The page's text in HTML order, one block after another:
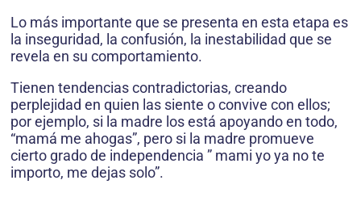
Lo más importante que se presenta en esta etapa es
la inseguridad, la confusión, la inestabilidad que se
revela en su comportamiento.
Tienen tendencias contradictorias, creando
perplejidad en quien las siente o convive con ellos;
por ejemplo, si la madre los está apoyando en todo,
“mamá me ahogas”, pero si la madre promueve
cierto grado de independencia ” mami yo ya no te
importo, me dejas solo”.